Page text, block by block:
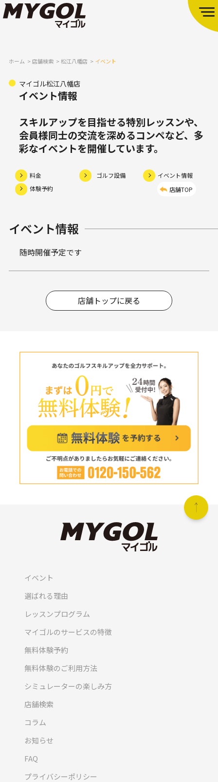
ホーム 店舗検索 松江八幡店 イベント
マイゴル松江八幡店
イベント情報
スキルアップを目指せる特別レッスンや、
会員様同士の交流を深めるコンペなど、多
彩なイベントを開催しています。
料金 ゴルフ設備
イベント情報
体験予約
店舗TOP
イベント情報
随時開催予定です
店舗トップに戻る
イベント
選ばれる理由
レッスンプログラム
マイゴルのサービスの特徴
無料体験予約
無料体験のご利用方法
シミュレーターの楽しみ方
店舗検索
コラム
お知らせ
FAQ
プライバシーポリシー